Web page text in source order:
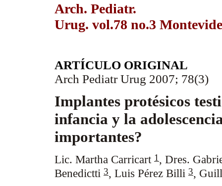
Arch. Pediatr.
Urug. vol.78 no.3
ARTÍCULO ORIGINAL
Arch Pediatr Urug 2007; 78(3)
Implantes protésicos
infancia y la
importantes?
Lic. Martha Carricart 1, Dres.
Benedictti 3, Luis Pérez Billi 3,